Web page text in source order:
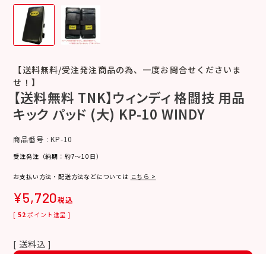
【送料無料/受注発注商品の為、一度お問合せくださいま
せ！】
【送料無料 TNK】ウィンディ 格闘技 用品
キック パッド (大) KP-10 WINDY
商品番号 KP-10
受注発注（納期：約7～10日）
お支払い方法・配送方法などについては こちら >
¥5,720税込
[ 52 ポイント進呈 ]
送料込